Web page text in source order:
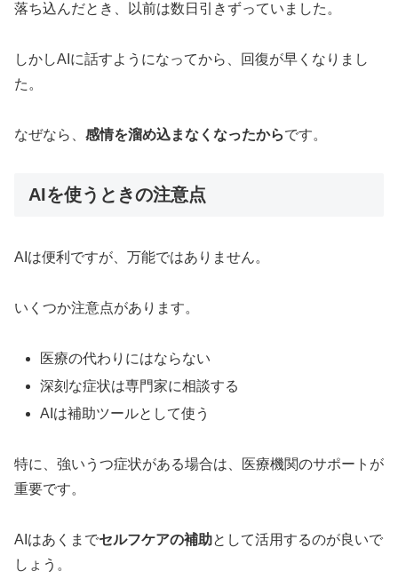
落ち込んだとき、以前は数日引きずっていました。
しかしAIに話すようになってから、回復が早くなりまし
た。
なぜなら、 感情を溜め込まなくなったからです。
AIを使うときの注意点
AIは便利ですが、万能ではありません。
いくつか注意点があります。
医療の代わりにはならない
深刻な症状は専門家に相談する
AIは補助ツールとして使う
特に、強いうつ症状がある場合は、医療機関のサポートが
重要です。
AIはあくまでセルフケアの補助として活用するのが良いで
しょう。